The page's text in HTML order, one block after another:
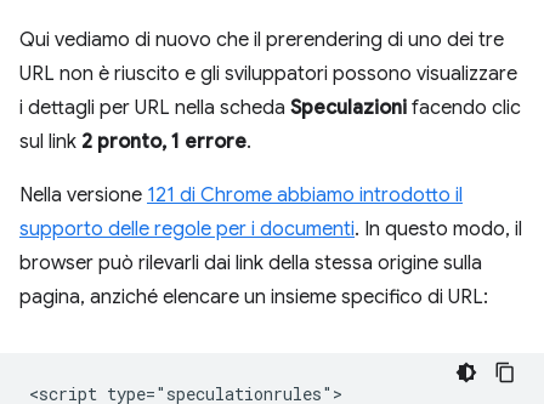
Qui vediamo di nuovo che il prerendering di uno dei tre
URL non è riuscito e gli sviluppatori possono visualizzare
i dettagli per URL nella scheda Speculazioni facendo clic
sul link 2 pronto, 1 errore.
Nella versione 121 di Chrome abbiamo introdotto il
supporto delle regole per i documenti. In questo modo, il
browser può rilevarli dai link della stessa origine sulla
pagina, anziché elencare un insieme specifico di URL:
<script type="speculationrules">